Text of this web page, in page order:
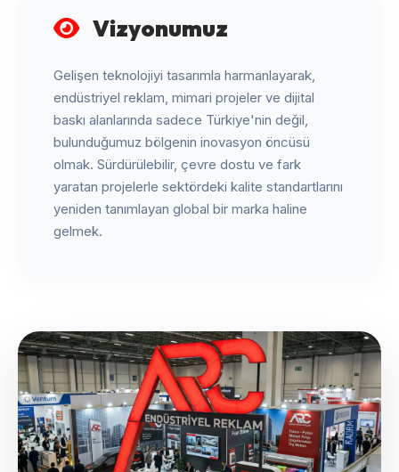
Vizyonumuz
Gelişen teknolojiyi tasarımla harmanlayarak,
endüstriyel reklam, mimari projeler ve dijital
baskı alanlarında sadece Türkiye'nin değil,
bulunduğumuz bölgenin inovasyon öncüsü
olmak. Sürdürülebilir, çevre dostu ve fark
yaratan projelerle sektördeki kalite standartlarını
yeniden tanımlayan global bir marka haline
gelmek.